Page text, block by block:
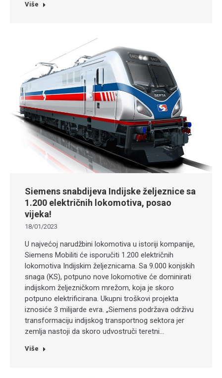
Više
Siemens snabdijeva Indijske željeznice sa
1.200 električnih lokomotiva, posao
vijeka!
18/01/2023
U najvećoj narudžbini lokomotiva u istoriji kompanije,
Siemens Mobiliti će isporučiti 1.200 električnih
lokomotiva Indijskim željeznicama. Sa 9.000 konjskih
snaga (KS), potpuno nove lokomotive će dominirati
indijskom željezničkom mrežom, koja je skoro
potpuno elektrificirana. Ukupni troškovi projekta
iznosiće 3 milijarde evra. „Siemens podržava održivu
transformaciju indijskog transportnog sektora jer
zemlja nastoji da skoro udvostruči teretni…
Više